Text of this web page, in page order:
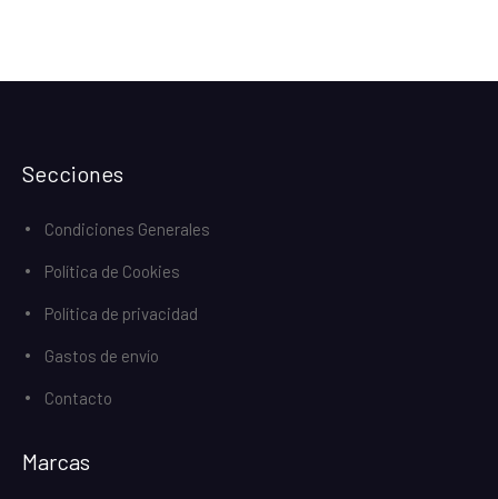
Secciones
Condiciones Generales
Política de Cookies
Política de privacidad
Gastos de envío
Contacto
Marcas